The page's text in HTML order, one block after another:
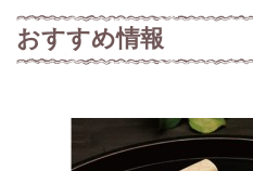
おすすめ情報